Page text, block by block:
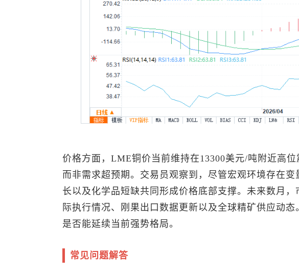
价格方面， LME铜价当前维持在13300美元/吨附近高
而非需求超预期。交易员观察到，尽管宏观环境存在
长以及化学品短缺共同形成价格底部支撑。未来数月
际执行情况、刚果出口数据更新以及全球精矿供应动
是否能延续当前强势格局。
常见问题解答